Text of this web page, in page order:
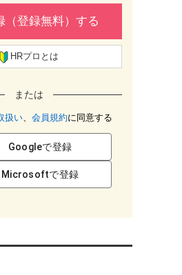
（登録無料）する
HRプロとは
または
扱い、 会員規約に同意する
Googleで登録
Microsoftで登録